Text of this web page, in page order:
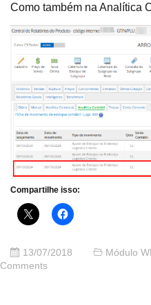
Como também na Analítica
Compartilhe isso:
13/07/2018 Módulo
Comments